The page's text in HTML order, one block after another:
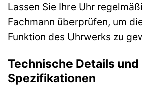
Lassen Sie Ihre Uhr
Fachmann überprüfen, um
Funktion des Uhrwerks zu
Technische Details und
Spezifikationen